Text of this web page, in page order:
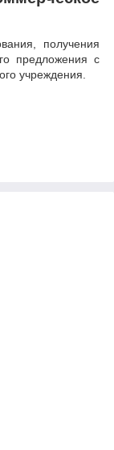
получения
предложения с
учреждения.